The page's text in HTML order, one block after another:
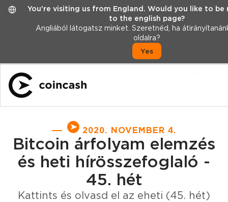
You're visiting us from England. Would you like to be
to the english page?
Angliából látogatsz minket. Szeretnéd, ha
oldalra?
Yes
2020. NOVEMBER 4.
Bitcoin árfolyam elemzés
és heti hírösszefoglaló -
45. hét
Kattints és olvasd el az eheti (45. hét)